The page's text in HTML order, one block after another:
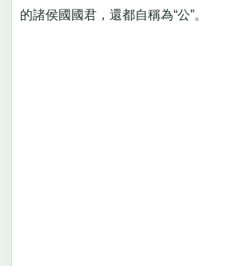
的諸侯國國君，還都自稱為“公”。